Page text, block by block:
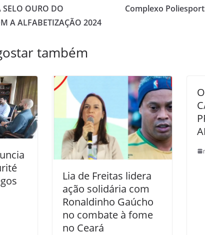
SELO OURO DO
A ALFABETIZAÇÃO 2024
Complexo
também
Lia de Freitas lidera
ação solidária com
Ronaldinho Gaúcho
no combate à fome
no Ceará